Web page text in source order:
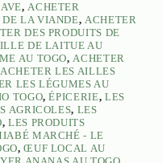
,ACHETER
LA VIANDE,ACHETER
DES PRODUITS DE
DE LAITUE AU
AU TOGO,ACHETER
ACHETER LES AILLES
LES LÉGUMES AU
TOGO,ÉPICERIE, LES
AGRICOLES, LES
, LES PRODUITS
MARCHÉ - LE
,ŒUF LOCAL AU